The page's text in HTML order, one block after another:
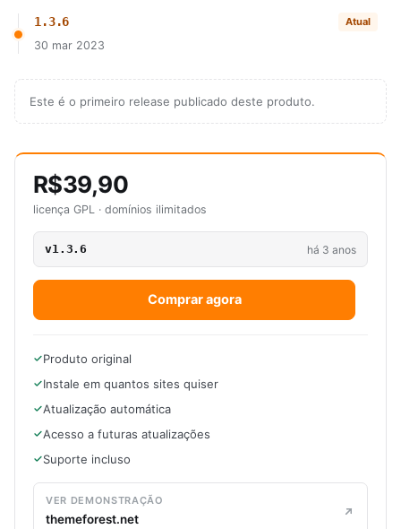
1.3.6 Atual
30 mar 2023
Este é o primeiro release publicado deste produto.
R$39,90
licença GPL · domínios ilimitados
v1.3.6 há 3 anos
Comprar agora
Produto original
Instale em quantos sites quiser
Atualização automática
Acesso a futuras atualizações
Suporte incluso
VER DEMONSTRAÇÃO
themeforest.net